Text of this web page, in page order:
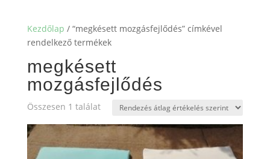
Kezdőlap / “megkésett mozgásfejlődés” címkével
rendelkező termékek
megkésett
mozgásfejlődés
Összesen 1 találat